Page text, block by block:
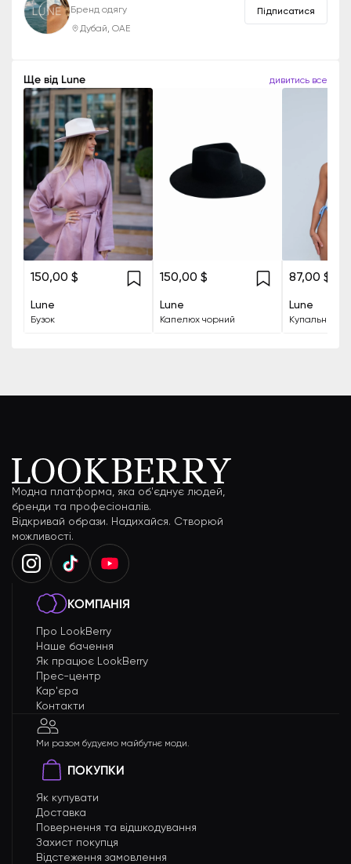
Бренд одягу
Дубай, ОАЕ
Підписатися
Ще від Lune дивитись все
150,00 $
Lune
Бузок
150,00 $
Lune
Капелюх чорний
87,00 $
Lune
Модна платформа, яка об'єднує людей,
бренди та професіоналів.
Відкривай образи. Надихайся. Створюй
можливості.
КОМПАНІЯ
Про LookBerry
Наше бачення
Як працює LookBerry
Прес-центр
Кар'єра
Контакти
Ми разом будуємо майбутнє моди.
ПОКУПКИ
Як купувати
Доставка
Повернення та відшкодування
Захист покупця
Відстеження замовлення